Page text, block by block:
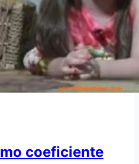
coeficiente